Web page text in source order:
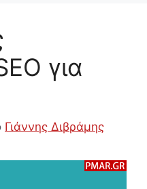
για
Γιάννης Διβράμης